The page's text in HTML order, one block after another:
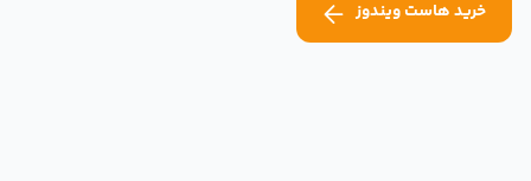
خرید هاست ویندوز